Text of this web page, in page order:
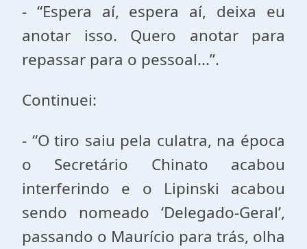
- “Espera aí, espera aí, deixa eu
anotar isso. Quero anotar para
repassar para o pessoal...”.
Continuei:
- “O tiro saiu pela culatra, na época
o Secretário Chinato acabou
interferindo e o Lipinski acabou
sendo nomeado ‘Delegado-Geral’,
passando o Maurício para trás, olha